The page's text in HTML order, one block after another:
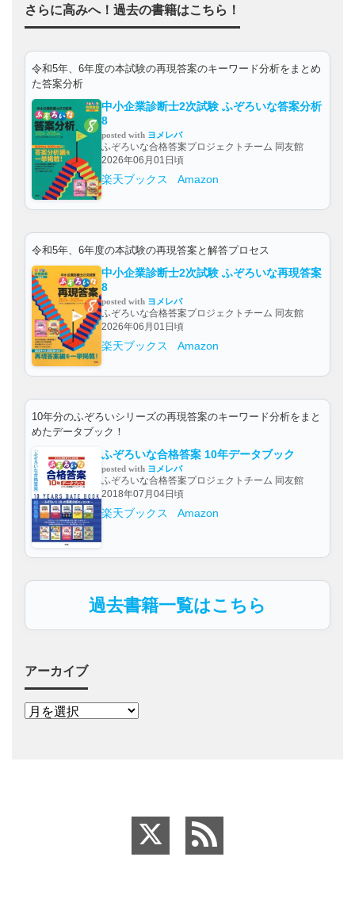
さらに高みへ！過去の書籍はこちら！
令和5年、6年度の本試験の再現答案のキーワード分析をまとめ
た答案分析
中小企業診断士2次試験 ふぞろいな答案分析
8
posted with ヨメレバ
ふぞろいな合格答案プロジェクトチーム 同友館
2026年06月01日頃
楽天ブックス Amazon
令和5年、6年度の本試験の再現答案と解答プロセス
中小企業診断士2次試験 ふぞろいな再現答案
8
posted with ヨメレバ
ふぞろいな合格答案プロジェクトチーム 同友館
2026年06月01日頃
楽天ブックス Amazon
10年分のふぞろいシリーズの再現答案のキーワード分析をまと
めたデータブック！
ふぞろいな合格答案 10年データブック
posted with ヨメレバ
ふぞろいな合格答案プロジェクトチーム 同友館
2018年07月04日頃
楽天ブックス Amazon
過去書籍一覧はこちら
アーカイブ